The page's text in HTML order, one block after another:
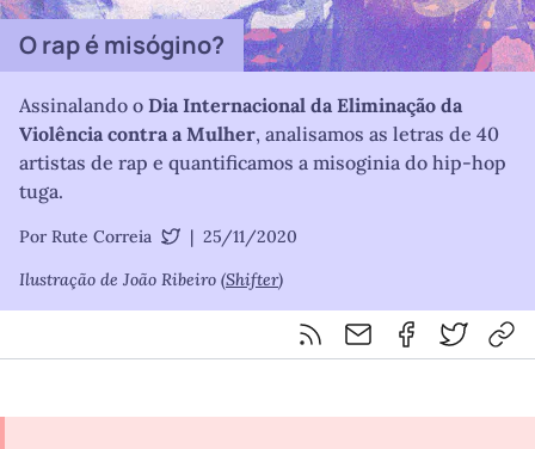
O rap é misógino?
Assinalando o Dia Internacional da Eliminação da
Violência contra a Mulher, analisamos as letras de 40
artistas de rap e quantificamos a misoginia do hip-hop
tuga.
Por Rute Correia
| 25/11/2020
Ilustração de João Ribeiro (Shifter)
Feed RSS
Partilhar por email
Partilhar por
Partilhar